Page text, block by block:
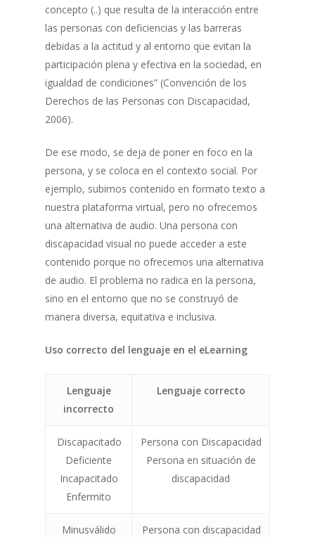
concepto (..) que resulta de la interacción entre
las personas con deficiencias y las barreras
debidas a la actitud y al entorno que evitan la
participación plena y efectiva en la sociedad, en
igualdad de condiciones” (Convención de los
Derechos de las Personas con Discapacidad,
2006).
De ese modo, se deja de poner en foco en la
persona, y se coloca en el contexto social. Por
ejemplo, subimos contenido en formato texto a
nuestra plataforma virtual, pero no ofrecemos
una alternativa de audio. Una persona con
discapacidad visual no puede acceder a este
contenido porque no ofrecemos una alternativa
de audio. El problema no radica en la persona,
sino en el entorno que no se construyó de
manera diversa, equitativa e inclusiva.
Uso correcto del lenguaje en el eLearning
Lenguaje
incorrecto
Lenguaje correcto
Discapacitado
Deficiente
Incapacitado
Enfermito
Persona con Discapacidad
Persona en situación de
discapacidad
Minusválido
Persona con discapacidad